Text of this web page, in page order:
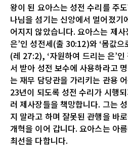
왕이 된 요아스는 성전 수리를 주
나님을 섬기는 신앙에서 멀어졌기
어지지 않았습니다. 요아스는 제
은’인 성전세(출 30:12)와 ‘몸값으
(레 27:2), ‘자원하여 드리는 은’
서 받아 성전 보수에 사용하라고
는 재무 담당관을 가리키는 관용
23년이 되도록 성전 수리가 시행
러 제사장들을 책망합니다. 그는
지 말라고 하며 잘못된 관행을 바
개혁을 이어 갑니다. 요아스는 아
최선을 다합니다.